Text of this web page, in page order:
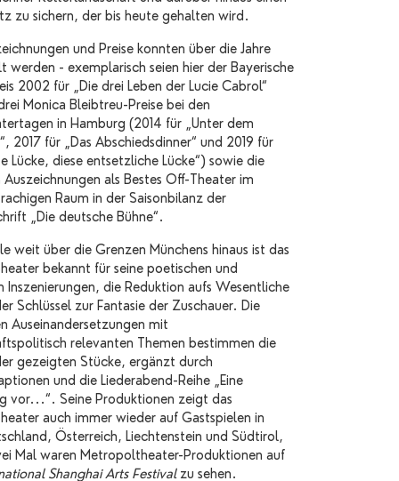
zu sichern, der bis heute gehalten wird.
und Preise konnten über die Jahre
werden - exemplarisch seien hier der Bayerische
2002 für „Die drei Leben der Lucie Cabrol“
Monica Bleibtreu-Preise bei den
in Hamburg (2014 für „Unter dem
2017 für „Das Abschiedsdinner“ und 2019 für
Lücke, diese entsetzliche Lücke“) sowie die
als Bestes Off-Theater im
Raum in der Saisonbilanz der
„Die deutsche Bühne“.
weit über die Grenzen Münchens hinaus ist das
bekannt für seine poetischen und
Inszenierungen, die Reduktion aufs Wesentliche
Schlüssel zur Fantasie der Zuschauer. Die
Auseinandersetzungen mit
relevanten Themen bestimmen die
gezeigten Stücke, ergänzt durch
und die Liederabend-Reihe „Eine
vor...“. Seine Produktionen zeigt das
auch immer wieder auf Gastspielen in
Österreich, Liechtenstein und Südtirol,
Mal waren Metropoltheater-Produktionen auf
Shanghai Arts Festivalzu sehen.